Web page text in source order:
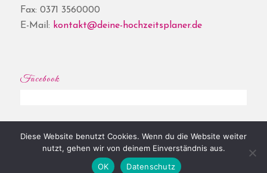
Fax: 0371 3560000
E-Mail: kontakt@deine-hochzeitsplaner.de
Facebook
© Copyright - Deine Hochzeitsplaner® | Website byShore|Impressum|
Diese Website benutzt Cookies. Wenn du die Website weiter
nutzt, gehen wir von deinem Einverständnis aus.
OK
Datenschutz